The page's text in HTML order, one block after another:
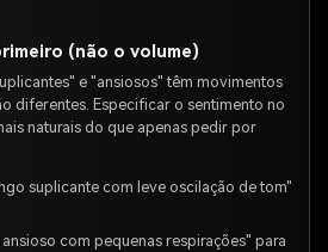
(não o volume)
e "ansiosos" têm movimentos
diferentes. Especificar o sentimento no
naturais do que apenas pedir por
suplicante com leve oscilação de tom"
com pequenas respirações" para